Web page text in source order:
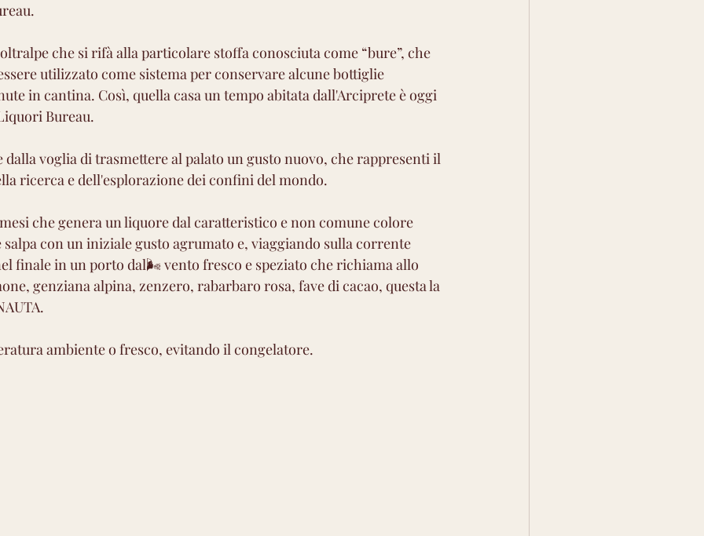
che si rifà alla particolare stoffa conosciuta come “bure”, che
utilizzato come sistema per conservare alcune bottiglie
in cantina. Così, quella casa un tempo abitata dall'Arciprete è oggi
Bureau.
dalla voglia di trasmettere al palato un gusto nuovo, che rappresenti il
ricerca e dell'esplorazione dei confini del mondo.
che genera un liquore dal caratteristico e non comune colore
con un iniziale gusto agrumato e, viaggiando sulla corrente
finale in un porto dal🌬️ vento fresco e speziato che richiama allo
genziana alpina, zenzero, rabarbaro rosa, fave di cacao, questa la
ambiente o fresco, evitando il congelatore.